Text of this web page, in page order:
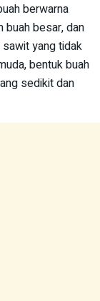
berwarna
buah besar, dan
sawit yang tidak
bentuk buah
sedikit dan